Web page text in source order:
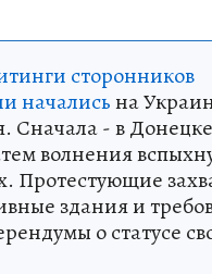
сторонников
началисьна
Сначала - в
волнения
Протестующие
здания и
о статусе